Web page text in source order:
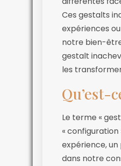
Ces gestalts
expériences
notre bien-
gestalt
les
Qu’est-
Le terme «
«
expérience,
dans notre